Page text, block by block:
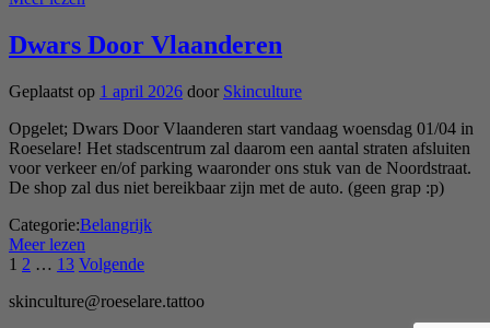
Dwars Door Vlaanderen
Geplaatst op 1 april 2026 door Skinculture
Opgelet; Dwars Door Vlaanderen start vandaag woensdag 01/04 in
Roeselare! Het stadscentrum zal daarom een aantal straten afsluiten
voor verkeer en/of parking waaronder ons stuk van de Noordstraat.
De shop zal dus niet bereikbaar zijn met de auto. (geen grap :p)
Categorie:Belangrijk
Meer lezen
Berichten
paginering
1 2 … 13 Volgende
skinculture@roeselare.tattoo